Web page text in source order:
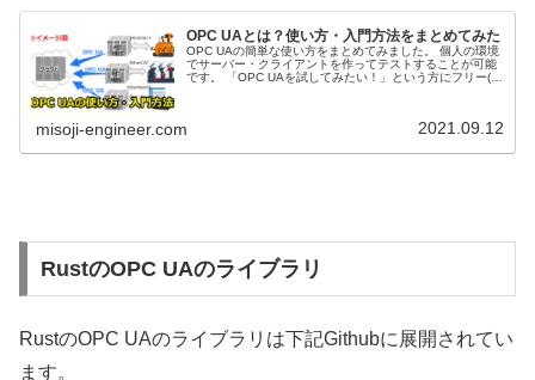
OPC UAとは？使い方・入門方法をまとめてみた
OPC UAの簡単な使い方をまとめてみました。 個人の環境
でサーバー・クライアントを作ってテストすることが可能
です。 「OPC UAを試してみたい！」という方にフリー(無
misoji-engineer.com 2021.09.12
RustのOPC UAのライブラリ
RustのOPC UAのライブラリは下記Githubに展開されてい
ます。